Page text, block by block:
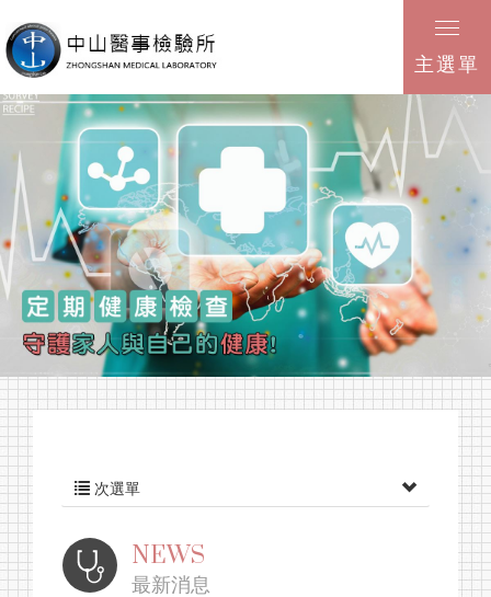
主選單
次選單
NEWS
最新消息